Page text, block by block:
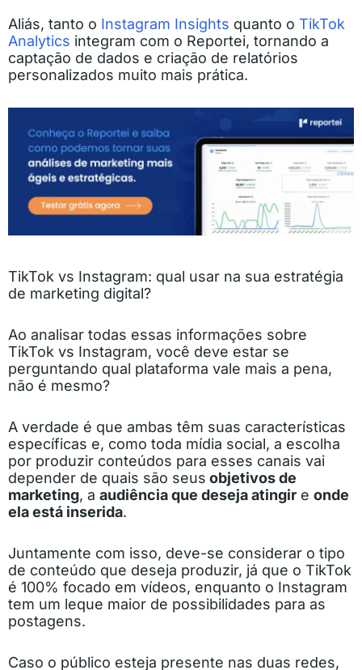
Aliás, tanto o Instagram Insights quanto o TikTok
Analytics integram com o Reportei, tornando a
captação de dados e criação de relatórios
personalizados muito mais prática.
TikTok vs Instagram: qual usar na sua estratégia
de marketing digital?
Ao analisar todas essas informações sobre
TikTok vs Instagram, você deve estar se
perguntando qual plataforma vale mais a pena,
não é mesmo?
A verdade é que ambas têm suas características
específicas e, como toda mídia social, a escolha
por produzir conteúdos para esses canais vai
depender de quais são seus objetivos de
marketing, a audiência que deseja atingir e onde
ela está inserida.
Juntamente com isso, deve-se considerar o tipo
de conteúdo que deseja produzir, já que o TikTok
é 100% focado em vídeos, enquanto o Instagram
tem um leque maior de possibilidades para as
postagens.
Caso o público esteja presente nas duas redes,